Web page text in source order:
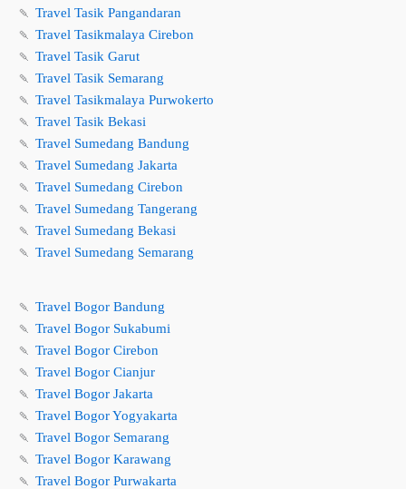
🍡 Travel Tasik Pangandaran
🍡 Travel Tasikmalaya Cirebon
🍡 Travel Tasik Garut
🍡 Travel Tasik Semarang
🍡 Travel Tasikmalaya Purwokerto
🍡 Travel Tasik Bekasi
🍡 Travel Sumedang Bandung
🍡 Travel Sumedang Jakarta
🍡 Travel Sumedang Cirebon
🍡 Travel Sumedang Tangerang
🍡 Travel Sumedang Bekasi
🍡 Travel Sumedang Semarang
🍡 Travel Bogor Bandung
🍡 Travel Bogor Sukabumi
🍡 Travel Bogor Cirebon
🍡 Travel Bogor Cianjur
🍡 Travel Bogor Jakarta
🍡 Travel Bogor Yogyakarta
🍡 Travel Bogor Semarang
🍡 Travel Bogor Karawang
🍡 Travel Bogor Purwakarta